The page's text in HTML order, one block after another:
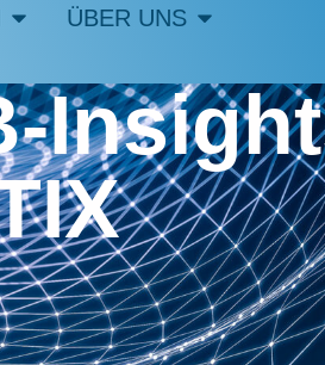
ÜBER UNS